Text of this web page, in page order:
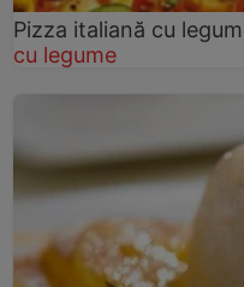
Pizza italiană cu
cu legume